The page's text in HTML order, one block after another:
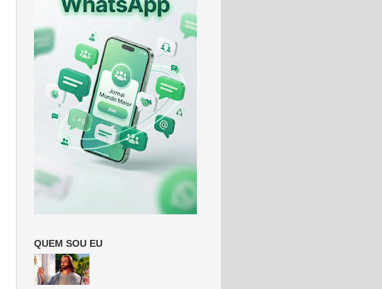
QUEM SOU EU